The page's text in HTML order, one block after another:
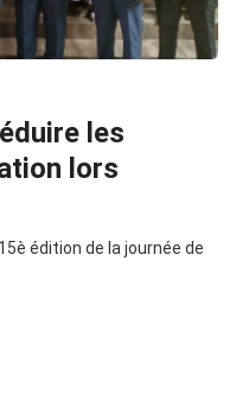
les
lors
édition de la journée de